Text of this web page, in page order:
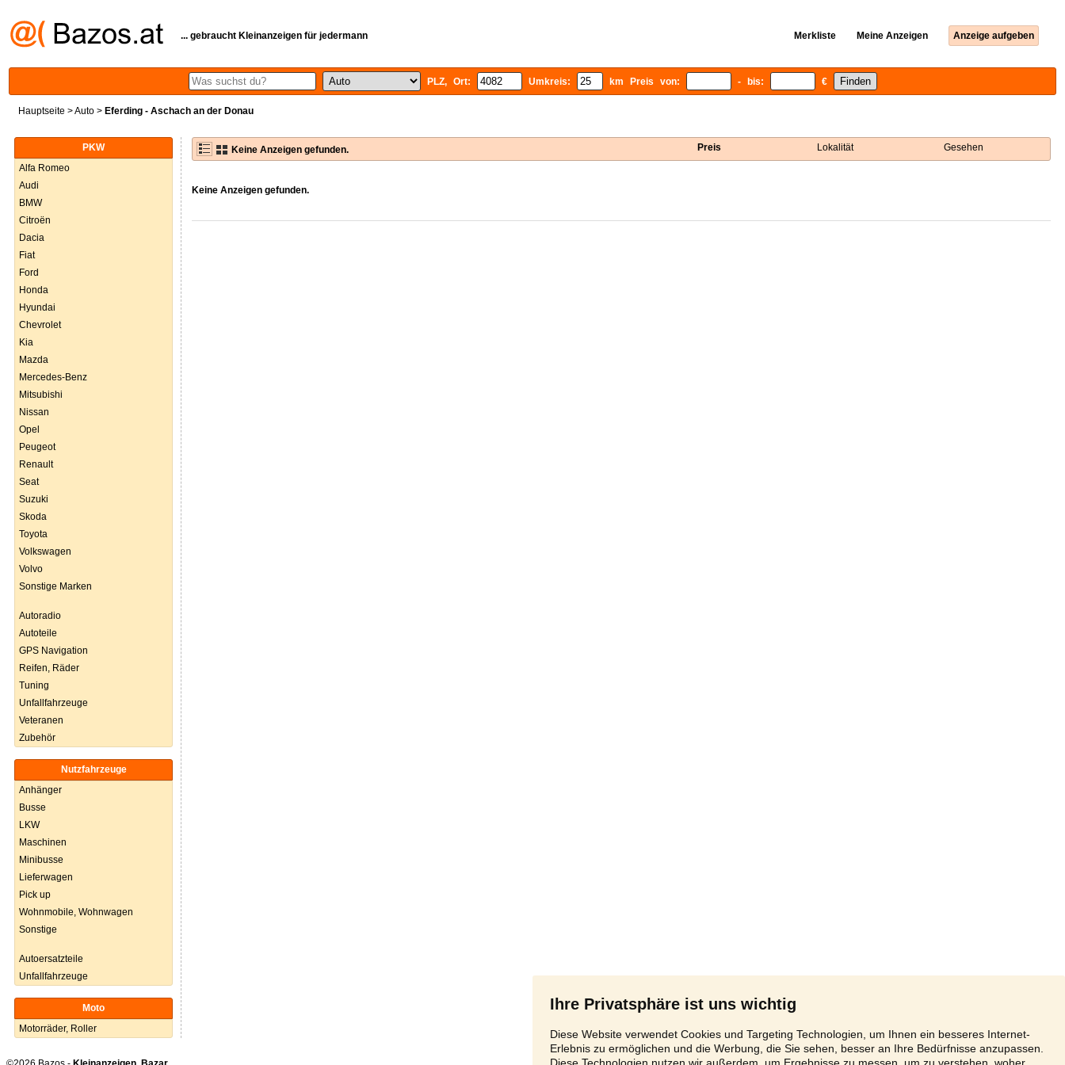
Ihre Privatsphäre ist uns wichtig
Diese Website verwendet Cookies und Targeting Technologien, um Ihnen ein besseres Internet-
Erlebnis zu ermöglichen und die Werbung, die Sie sehen, besser an Ihre Bedürfnisse anzupassen.
Diese Technologien nutzen wir außerdem, um Ergebnisse zu messen, um zu verstehen, woher
... gebraucht Kleinanzeigen für jedermann Merkliste Meine Anzeigen Anzeige aufgeben
PLZ, Ort: Umkreis: km Preis von: - bis: €
Hauptseite >Auto > Eferding - Aschach an der Donau
PKW
Alfa Romeo
Audi
BMW
Citroën
Dacia
Fiat
Ford
Honda
Hyundai
Chevrolet
Kia
Mazda
Mercedes-Benz
Mitsubishi
Nissan
Opel
Peugeot
Renault
Seat
Suzuki
Skoda
Toyota
Volkswagen
Volvo
Sonstige Marken
Autoradio
Autoteile
GPS Navigation
Reifen, Räder
Tuning
Unfallfahrzeuge
Veteranen
Zubehör
Nutzfahrzeuge
Anhänger
Busse
LKW
Maschinen
Minibusse
Lieferwagen
Pick up
Wohnmobile, Wohnwagen
Sonstige
Autoersatzteile
Unfallfahrzeuge
Moto
Motorräder, Roller
Keine Anzeigen gefunden. Preis Lokalität Gesehen
Keine Anzeigen gefunden.